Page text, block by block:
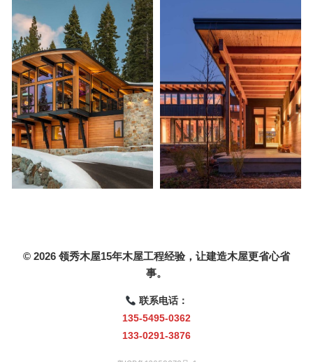
© 2026 领秀木屋15年木屋工程经验，让建造木屋更省心省
事。
联系电话：
135-5495-0362
133-0291-3876